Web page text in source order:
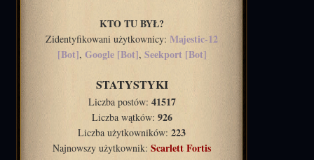
KTO TU BYŁ?
Zidentyfikowani użytkownicy: Majestic-12
[Bot], Google [Bot], Seekport [Bot]
STATYSTYKI
Liczba postów: 41517
Liczba wątków: 926
Liczba użytkowników: 223
Najnowszy użytkownik: Scarlett Fortis